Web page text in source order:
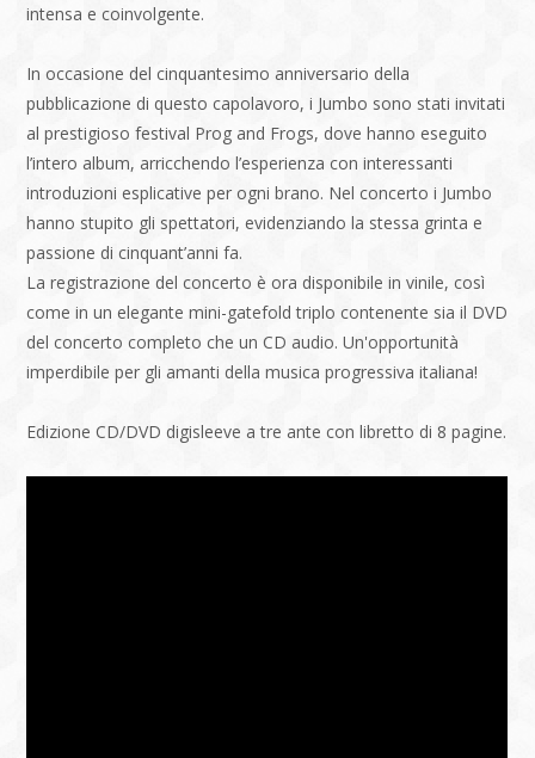
intensa e coinvolgente.
In occasione del cinquantesimo anniversario della
pubblicazione di questo capolavoro, i Jumbo sono stati invitati
al prestigioso festival Prog and Frogs, dove hanno eseguito
l’intero album, arricchendo l’esperienza con interessanti
introduzioni esplicative per ogni brano. Nel concerto i Jumbo
hanno stupito gli spettatori, evidenziando la stessa grinta e
passione di cinquant’anni fa.
La registrazione del concerto è ora disponibile in vinile, così
come in un elegante mini-gatefold triplo contenente sia il DVD
del concerto completo che un CD audio. Un'opportunità
imperdibile per gli amanti della musica progressiva italiana!
Edizione CD/DVD digisleeve a tre ante con libretto di 8 pagine.